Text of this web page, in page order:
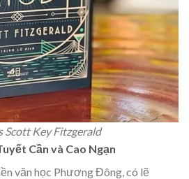
Scott Key Fitzgerald
Cần và Cao Ngạn
văn học Phương Đông, có lẽ